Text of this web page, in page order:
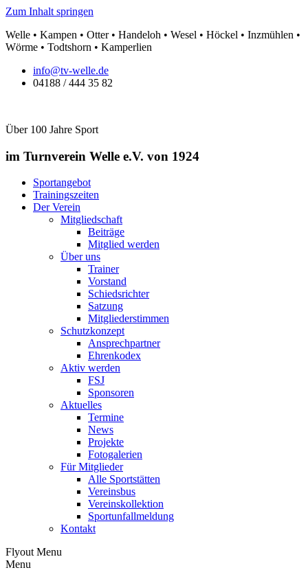
Zum Inhalt springen
Welle • Kampen • Otter • Handeloh • Wesel • Höckel • Inzmühlen •
Wörme • Todtshorn • Kamperlien
info@tv-welle.de
04188 / 444 35 82
Über 100 Jahre Sport
im Turnverein Welle e.V. von 1924
Sportangebot
Trainingszeiten
Der Verein
Mitgliedschaft
Beiträge
Mitglied werden
Über uns
Trainer
Vorstand
Schiedsrichter
Satzung
Mitgliederstimmen
Schutzkonzept
Ansprechpartner
Ehrenkodex
Aktiv werden
FSJ
Sponsoren
Aktuelles
Termine
News
Projekte
Fotogalerien
Für Mitglieder
Alle Sportstätten
Vereinsbus
Vereinskollektion
Sportunfallmeldung
Kontakt
Flyout Menu
Menu